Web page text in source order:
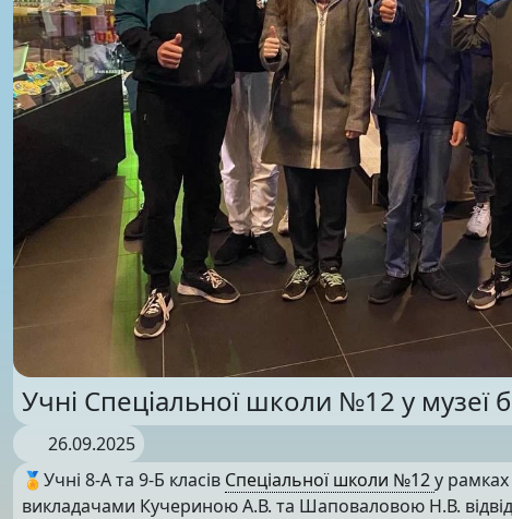
Учні Спеціальної школи №12 у музеї
26.09.2025
🏅Учні 8-А та 9-Б класів Спеціальної школи №12у
викладачами Кучериною А.В. та Шаповаловою Н.В.